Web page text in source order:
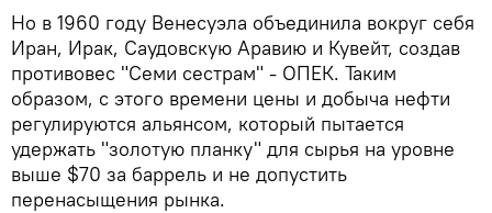
Но в 1960 году Венесуэла объединила вокруг себя
Иран, Ирак, Саудовскую Аравию и Кувейт, создав
противовес "Семи сестрам" - ОПЕК. Таким
образом, с этого времени цены и добыча нефти
регулируются альянсом, который пытается
удержать "золотую планку" для сырья на уровне
выше $70 за баррель и не допустить
перенасыщения рынка.